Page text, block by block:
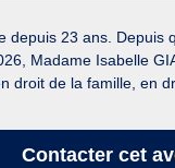
depuis 23 ans.
Madame Isabelle
de la famille, en
Contacter cet